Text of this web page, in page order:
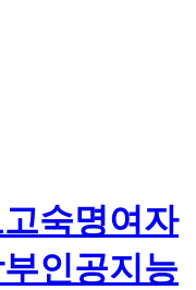
숙명여자
인공지능